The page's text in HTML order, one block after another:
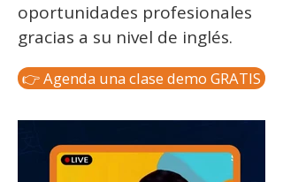
oportunidades profesionales
gracias a su nivel de inglés.
👉 Agenda una clase demo GRATIS